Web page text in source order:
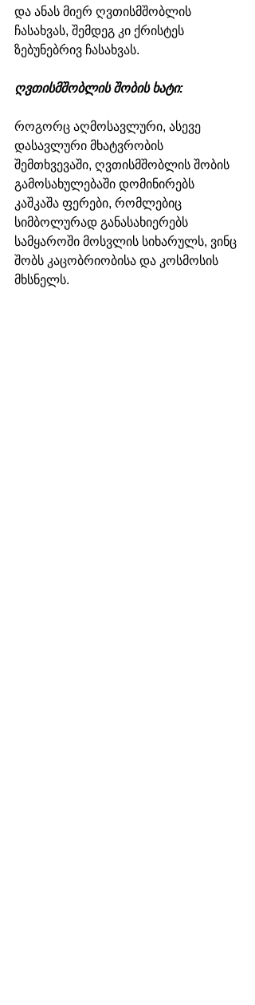
და ანას მიერ ღვთისმშობლის
ჩასახვას, შემდეგ კი ქრისტეს
ზებუნებრივ ჩასახვას.
ღვთისმშობლის შობის ხატი:
როგორც აღმოსავლური, ასევე
დასავლური მხატვრობის
შემთხვევაში, ღვთისმშობლის შობის
გამოსახულებაში დომინირებს
კაშკაშა ფერები, რომლებიც
სიმბოლურად განასახიერებს
სამყაროში მოსვლის სიხარულს, ვინც
შობს კაცობრიობისა და კოსმოსის
მხსნელს.